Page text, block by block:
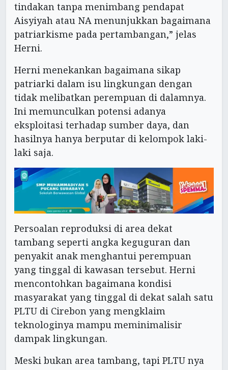
tindakan tanpa menimbang pendapat
Aisyiyah atau NA menunjukkan bagaimana
patriarkisme pada pertambangan,” jelas
Herni.
Herni menekankan bagaimana sikap
patriarki dalam isu lingkungan dengan
tidak melibatkan perempuan di dalamnya.
Ini memunculkan potensi adanya
eksploitasi terhadap sumber daya, dan
hasilnya hanya berputar di kelompok laki-
laki saja.
Persoalan reproduksi di area dekat
tambang seperti angka keguguran dan
penyakit anak menghantui perempuan
yang tinggal di kawasan tersebut. Herni
mencontohkan bagaimana kondisi
masyarakat yang tinggal di dekat salah satu
PLTU di Cirebon yang mengklaim
teknologinya mampu meminimalisir
dampak lingkungan.
Meski bukan area tambang, tapi PLTU nya